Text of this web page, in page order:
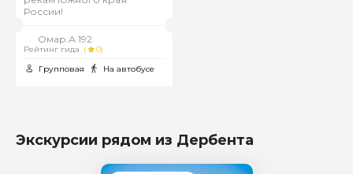
России!
Омар.А 192
Рейтинг гида (
0)
Групповая
На автобусе
Экскурсии рядом из Дербента